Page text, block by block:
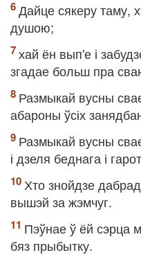
Дайце сякеру таму,
душою;
хай ён вып'е і
згадае больш пра
Размыкай вусны
абароны ўсіх
Размыкай вусны
і дзеля беднага і
Хто знойдзе
вышэй за жэмчуг.
Пэўнае ў ёй сэрца
бяз прыбытку.